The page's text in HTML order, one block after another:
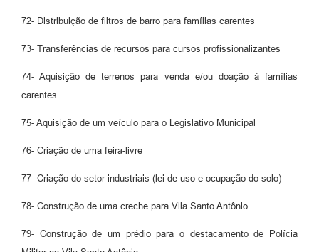
72- Distribuição de filtros de barro para famílias carentes
73- Transferências de recursos para cursos profissionalizantes
74- Aquisição de terrenos para venda e/ou doação à famílias
carentes
75- Aquisição de um veículo para o Legislativo Municipal
76- Criação de uma feira-livre
77- Criação do setor industriais (lei de uso e ocupação do solo)
78- Construção de uma creche para Vila Santo Antônio
79- Construção de um prédio para o destacamento de Polícia